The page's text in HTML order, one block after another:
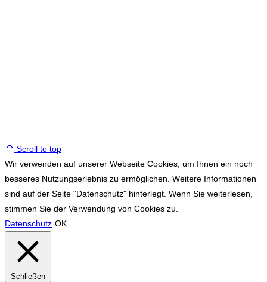
Scroll to top
Wir verwenden auf unserer Webseite Cookies, um Ihnen ein noch
besseres Nutzungserlebnis zu ermöglichen. Weitere Informationen
sind auf der Seite "Datenschutz" hinterlegt. Wenn Sie weiterlesen,
stimmen Sie der Verwendung von Cookies zu.
Datenschutz OK
Schließen